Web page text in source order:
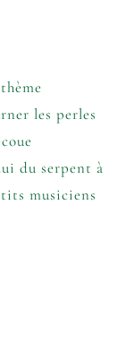
les perles
du serpent à
musiciens